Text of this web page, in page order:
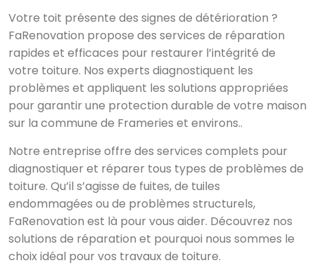
Votre toit présente des signes de détérioration ?
FaRenovation propose des services de réparation
rapides et efficaces pour restaurer l’intégrité de
votre toiture. Nos experts diagnostiquent les
problèmes et appliquent les solutions appropriées
pour garantir une protection durable de votre maison
sur la commune de Frameries et environs..
Notre entreprise offre des services complets pour
diagnostiquer et réparer tous types de problèmes de
toiture. Qu’il s’agisse de fuites, de tuiles
endommagées ou de problèmes structurels,
FaRenovation est là pour vous aider. Découvrez nos
solutions de réparation et pourquoi nous sommes le
choix idéal pour vos travaux de toiture.